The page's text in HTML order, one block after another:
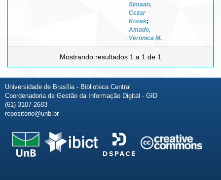
Simaan,
Cezar
Kozak;
Amado,
Veronica M.
Mostrando resultados 1 a 1 de 1
Universidade de Brasília - Biblioteca Central
Coordenadoria de Gestão da Informação Digital - GID
(61) 3107-2683
repositorio@unb.br